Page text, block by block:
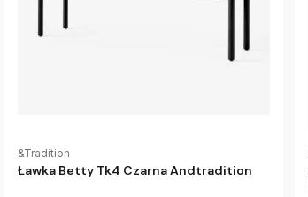
&Tradition
Ławka Betty Tk4 Czarna Andtradition